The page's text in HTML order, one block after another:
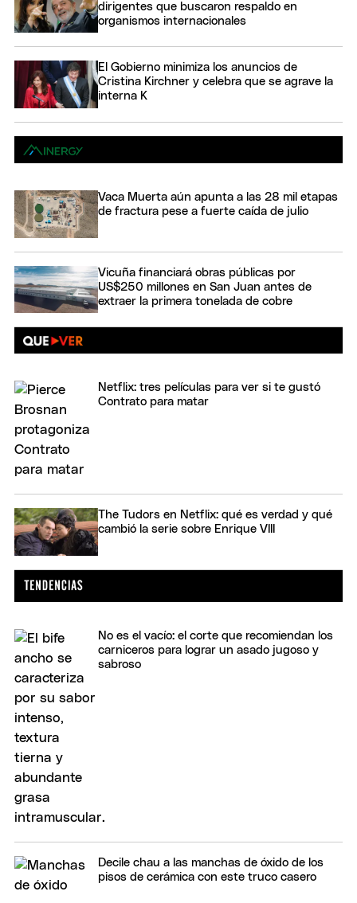
dirigentes que buscaron respaldo en
organismos internacionales
El Gobierno minimiza los anuncios de
Cristina Kirchner y celebra que se agrave la
interna K
Vaca Muerta aún apunta a las 28 mil etapas
de fractura pese a fuerte caída de julio
Vicuña financiará obras públicas por
US$250 millones en San Juan antes de
extraer la primera tonelada de cobre
Netflix: tres películas para ver si te gustó
Contrato para matar
The Tudors en Netflix: qué es verdad y qué
cambió la serie sobre Enrique VIII
No es el vacío: el corte que recomiendan los
carniceros para lograr un asado jugoso y
sabroso
Decile chau a las manchas de óxido de los
pisos de cerámica con este truco casero